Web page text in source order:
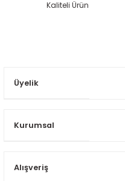
Kaliteli Ürün
Üyelik
Kurumsal
Alışveriş